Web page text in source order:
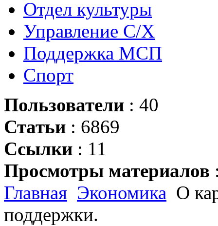
Отдел культуры
Управление С/Х
Поддержка МСП
Спорт
Пользователи : 40
Статьи : 6869
Ссылки : 11
Просмотры материалов
Главная Экономика О
поддержки.